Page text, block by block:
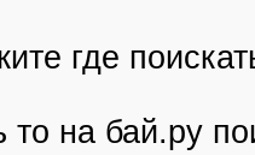
где
то на бай.ру